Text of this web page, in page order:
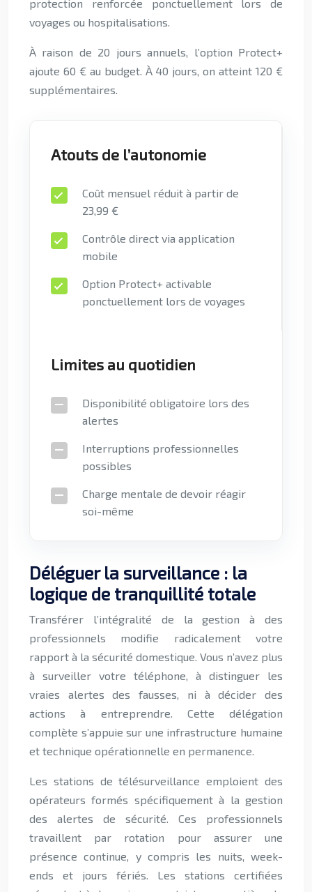
protection renforcée ponctuellement lors de
voyages ou hospitalisations.
À raison de 20 jours annuels, l’option Protect+
ajoute 60 € au budget. À 40 jours, on atteint 120 €
supplémentaires.
Atouts de l’autonomie
Coût mensuel réduit à partir de
23,99 €
Contrôle direct via application
mobile
Option Protect+ activable
ponctuellement lors de voyages
Limites au quotidien
Disponibilité obligatoire lors des
alertes
Interruptions professionnelles
possibles
Charge mentale de devoir réagir
soi-même
Déléguer la surveillance : la
logique de tranquillité totale
Transférer l’intégralité de la gestion à des
professionnels modifie radicalement votre
rapport à la sécurité domestique. Vous n’avez plus
à surveiller votre téléphone, à distinguer les
vraies alertes des fausses, ni à décider des
actions à entreprendre. Cette délégation
complète s’appuie sur une infrastructure humaine
et technique opérationnelle en permanence.
Les stations de télésurveillance emploient des
opérateurs formés spécifiquement à la gestion
des alertes de sécurité. Ces professionnels
travaillent par rotation pour assurer une
présence continue, y compris les nuits, week-
ends et jours fériés. Les stations certifiées